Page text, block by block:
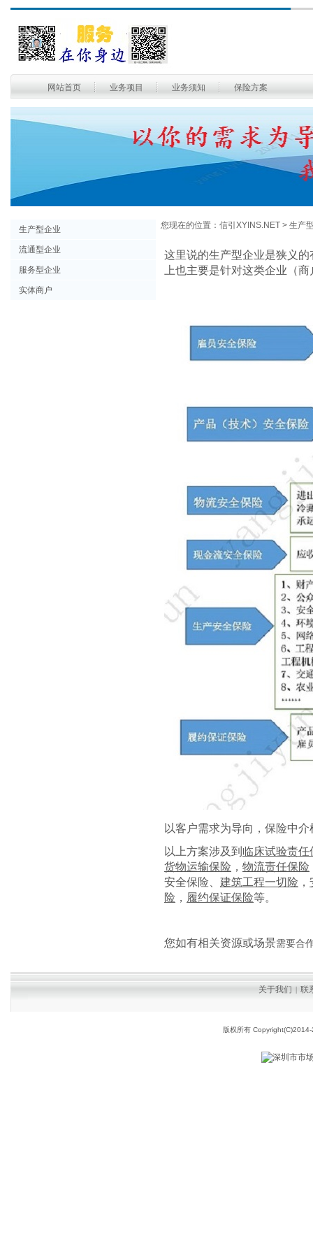
网站首页 业务项目 业务须知 保险方案
您现在的位置： 信引XYINS.NET > 生产
这里说的生产型企业是狭义的
上也主要是针对这类企业（商
以客户需求为导向，保险中
以上方案涉及到 临床试验责任
货物运输保险 ， 物流责任保险
安全保险、 建筑工程一切险 ，
险 ， 履约保证保险等。
您如有相关资源或场景需要合
生产型企业
流通型企业
服务型企业
实体商户
关于我们 | 联
版权所有